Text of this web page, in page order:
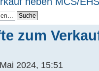
zum
2024, 15:51